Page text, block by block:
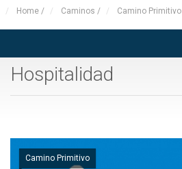
Home / Caminos / Camino Primitivo
Hospitalidad
Camino Primitivo